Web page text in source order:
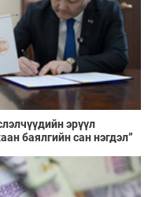
эрүүл
баялгийн сан нэгдэл”